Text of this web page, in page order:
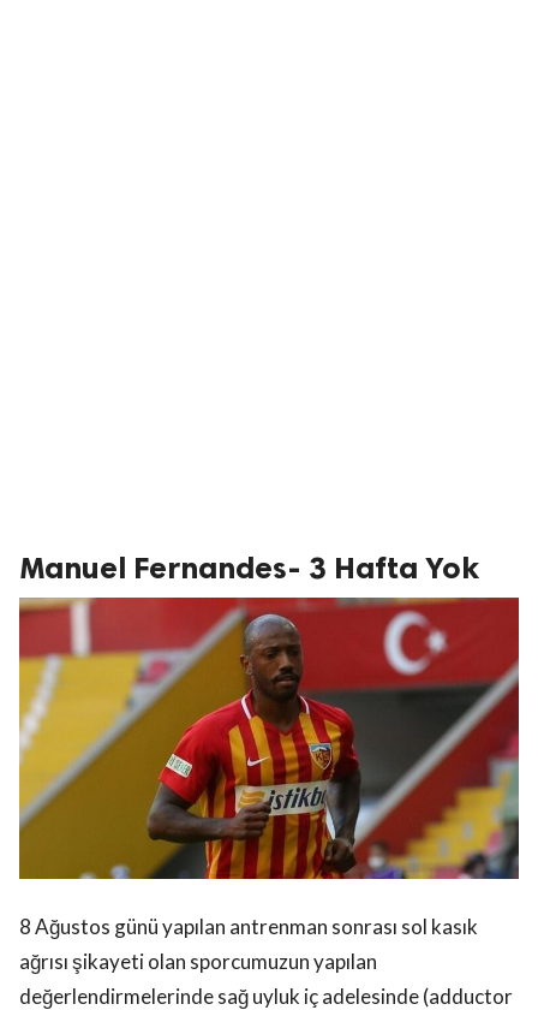
Manuel Fernandes- 3 Hafta Yok
8 Ağustos günü yapılan antrenman sonrası sol kasık
ağrısı şikayeti olan sporcumuzun yapılan
değerlendirmelerinde sağ uyluk iç adelesinde (adductor